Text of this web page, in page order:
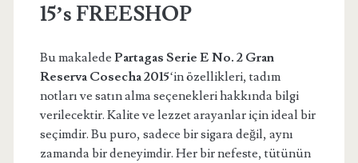
15’s FREESHOP
Bu makalede Partagas Serie E No. 2 Gran
Reserva Cosecha 2015‘in özellikleri, tadım
notları ve satın alma seçenekleri hakkında bilgi
verilecektir. Kalite ve lezzet arayanlar için ideal bir
seçimdir. Bu puro, sadece bir sigara değil, aynı
zamanda bir deneyimdir. Her bir nefeste, tütünün